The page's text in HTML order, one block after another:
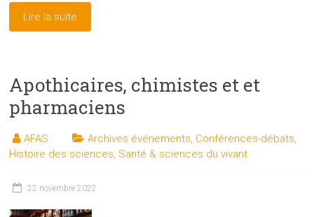
Lire la suite
Apothicaires, chimistes et et
pharmaciens
AFAS Archives événements, Conférences-débats,
Histoire des sciences, Santé & sciences du vivant
22 novembre 2022